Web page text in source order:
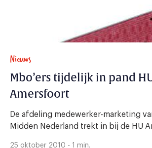
Nieuws
Mbo’ers tijdelijk in pand
Amersfoort
De afdeling medewerker-marketing
Midden Nederland trekt in bij de HU
25 oktober 2010 - 1 min.